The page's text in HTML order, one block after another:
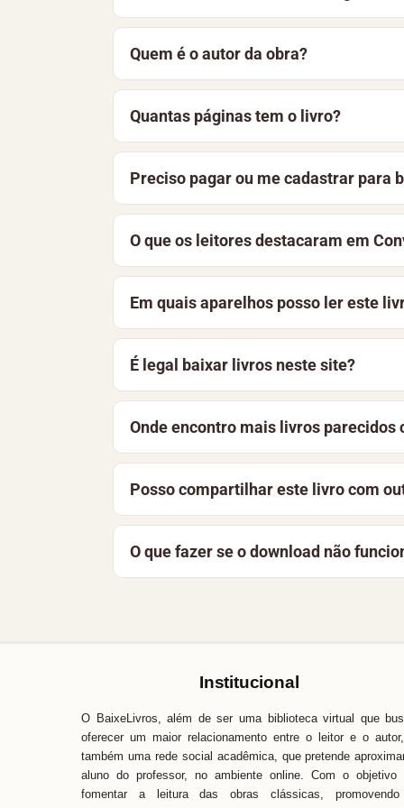
Para baixar Conversa Clara, de
também pode optar por ler o material
Quem é o autor da obra?
Conversa Clara é de autoria de
Quantas páginas tem o livro?
Conversa Clara tem 16 páginas, foi
página, você encontra a sinopse e as
Preciso pagar ou me cadastrar para
Não. O livro está disponível
aprimoramos constantemente a
O que os leitores destacaram em
Conversa Clara está recebendo as
ajudar outros leitores.
Em quais aparelhos posso ler este
O arquivo pode ser lido em celulares
dispositivo e funciona offline.
É legal baixar livros neste site?
Sim. O acervo reúne obras de domínio
instituições. A licença desta obra
Onde encontro mais livros parecidos
Conversa Clara faz parte do acervo
da seção “Leia também” nesta página.
Posso compartilhar este livro com
A melhor forma de apoiar o projeto é
a manter a biblioteca gratuita e
O que fazer se o download não
Institucional
O BaixeLivros, além de ser uma biblioteca virtual que
oferecer um maior relacionamento entre o leitor e o
também uma rede social acadêmica, que pretende
aluno do professor, no ambiente online. Com o objetivo
fomentar a leitura das obras clássicas,